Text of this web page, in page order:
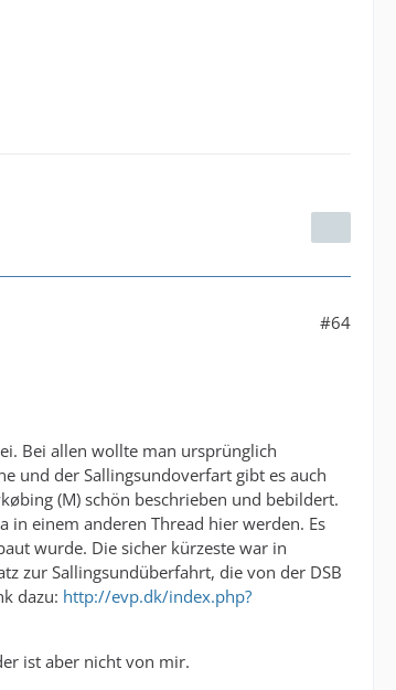
#64
Bei allen wollte man ursprünglich
und der Sallingsundoverfart gibt es auch
(M) schön beschrieben und bebildert.
in einem anderen Thread hier werden. Es
wurde. Die sicher kürzeste war in
zur Sallingsundüberfahrt, die von der DSB
dazu: http://evp.dk/index.php?
ist aber nicht von mir.